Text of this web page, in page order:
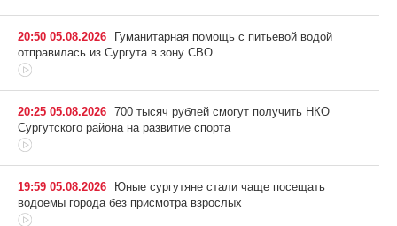
20:50 05.08.2026
Гуманитарная помощь с питьевой водой
отправилась из Сургута в зону СВО
20:25 05.08.2026 700 тысяч рублей смогут получить НКО
Сургутского района на развитие спорта
19:59 05.08.2026
Юные сургутяне стали чаще посещать
водоемы города без присмотра взрослых